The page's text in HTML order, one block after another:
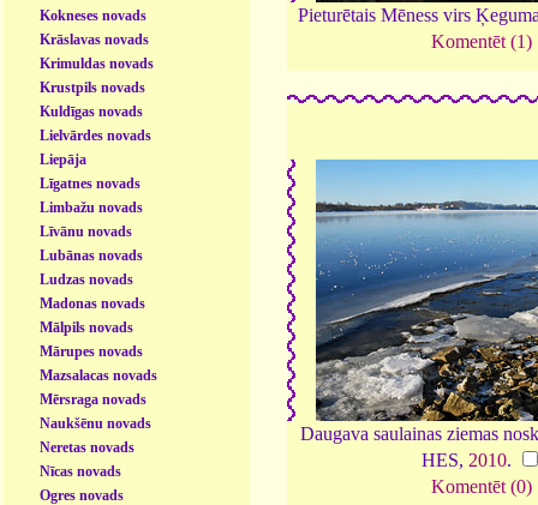
Kokneses novads
Krāslavas novads
Krimuldas novads
Krustpils novads
Kuldīgas novads
Lielvārdes novads
Liepāja
Līgatnes novads
Limbažu novads
Līvānu novads
Lubānas novads
Ludzas novads
Madonas novads
Mālpils novads
Mārupes novads
Mazsalacas novads
Mērsraga novads
Naukšēnu novads
Neretas novads
Nīcas novads
Ogres novads
Pieturētais Mēness virs
Komentēt (1)
Daugava saulainas ziemas
HES, 2010.
Komentēt (0)